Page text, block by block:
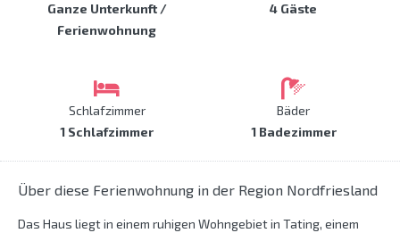
Ganze Unterkunft /
Ferienwohnung
4 Gäste
Schlafzimmer
1 Schlafzimmer
Bäder
1 Badezimmer
Über diese Ferienwohnung in der Region Nordfriesland
Das Haus liegt in einem ruhigen Wohngebiet in Tating, einem